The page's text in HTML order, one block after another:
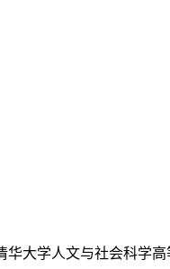
大学人文与社会科学高